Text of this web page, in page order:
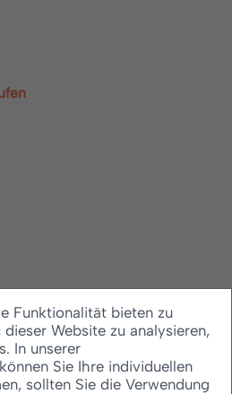
Funktionalität bieten zu
Website zu analysieren,
In unserer
können Sie Ihre individuellen
sollten Sie die Verwendung